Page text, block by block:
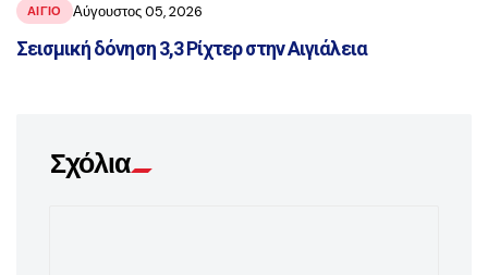
ΑΙΓΙΟ Αύγουστος 05, 2026
Σεισμική δόνηση 3,3 Ρίχτερ στην Αιγιάλεια
Σχόλια